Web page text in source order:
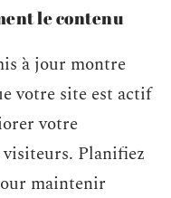
le contenu
à jour montre
votre site est actif
votre
Planifiez
maintenir